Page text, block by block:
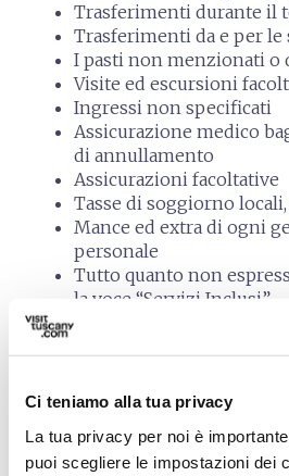
Ci teniamo alla tua privacy
La tua privacy per noi è
puoi scegliere le impostazioni dei
Trasferimenti durante il
Trasferimenti da e per
I pasti non menzionati
Visite ed escursioni
Ingressi non specificati
Assicurazione medico
di annullamento
Assicurazioni facoltative
Tasse di soggiorno
Mance ed extra di ogni
personale
Tutto quanto non
la voce “Servizi Inclusi”
groups Meeting point
Castelnuovo di Garfagnana,